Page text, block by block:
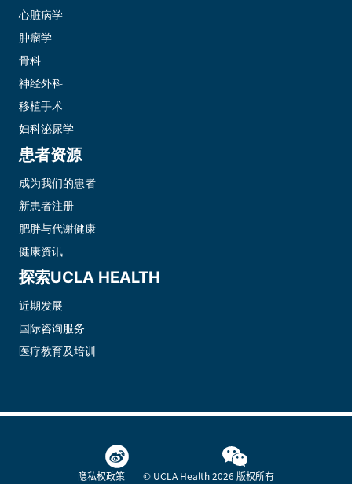
心脏病学
肿瘤学
骨科
神经外科
移植手术
妇科泌尿学
患者资源
成为我们的患者
新患者注册
肥胖与代谢健康
健康资讯
探索UCLA HEALTH
近期发展
国际咨询服务
医疗教育及培训
隐私权政策 © UCLA Health 2026 版权所有